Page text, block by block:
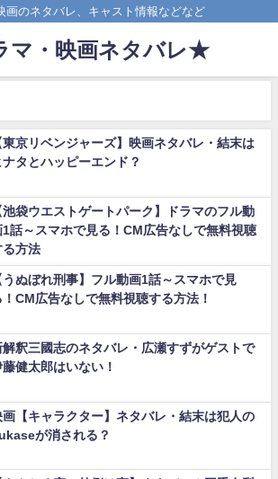
画のネタバレ、キャスト情報などなど
マ・映画ネタバレ★
東京リベンジャーズ】映画ネタバレ・結末は
ナタとハッピーエンド？
池袋ウエストゲートパーク】ドラマのフル動
1話～スマホで見る！CM広告なしで無料視聴
る方法
うぬぼれ刑事】フル動画1話～スマホで見
！CM広告なしで無料視聴する方法！
解釈三國志のネタバレ・広瀬すずがゲストで
藤健太郎はいない！
画【キャラクター】ネタバレ・結末は犯人の
が消される？